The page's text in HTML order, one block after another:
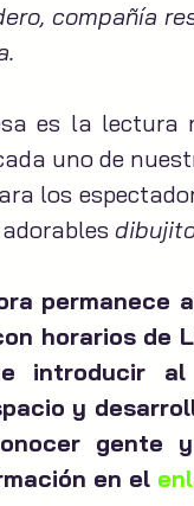
compañía
es la
uno de
los
permanece
horarios de
introducir
y
gente
en el